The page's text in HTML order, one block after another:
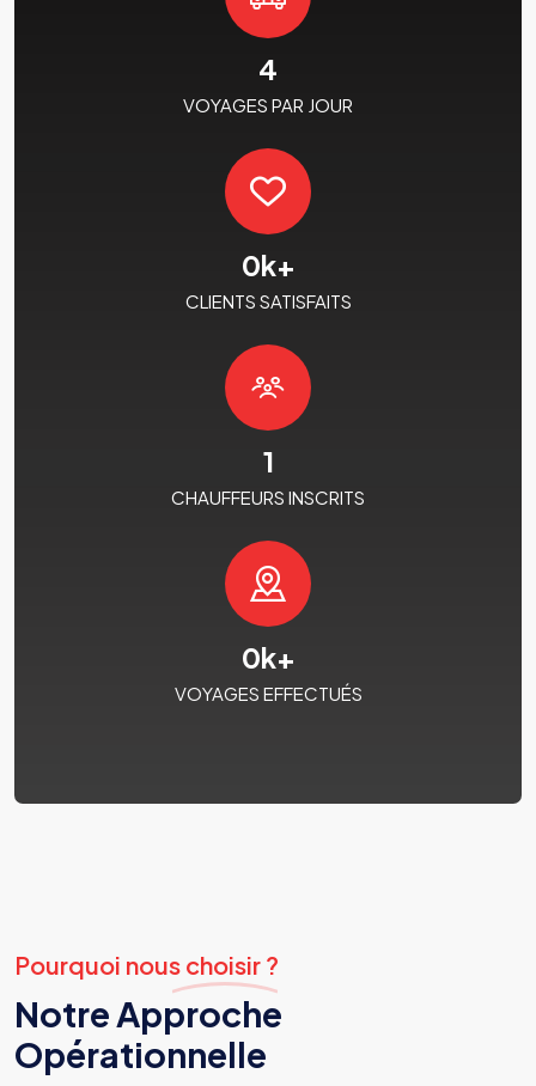
4
VOYAGES PAR JOUR
0k+
CLIENTS SATISFAITS
1
CHAUFFEURS INSCRITS
0k+
VOYAGES EFFECTUÉS
Pourquoi nous choisir ?
Notre Approche
Opérationnelle